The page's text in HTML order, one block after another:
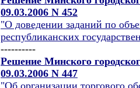
09.03.2006 N 452
"О доведении заданий по
республиканских
----------
Решение Минского
09.03.2006 N 447
"Об организации торгового